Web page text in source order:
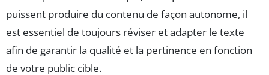
puissent produire du contenu de façon autonome, il
est essentiel de toujours réviser et adapter le texte
afin de garantir la qualité et la pertinence en fonction
de votre public cible.